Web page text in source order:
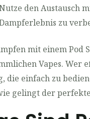
den Austausch
zu
mit einem
Vapes. Wer
die einfach zu
gelingt der